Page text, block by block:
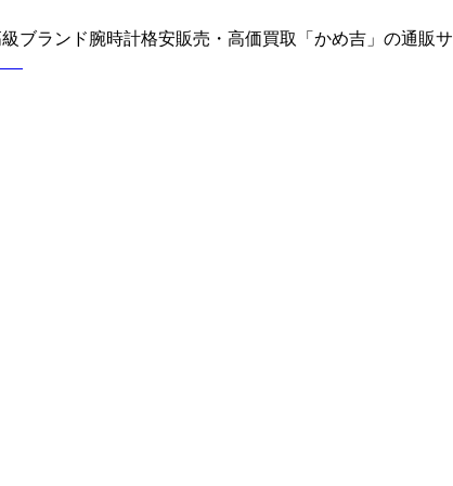
ブランド腕時計格安販売・高価買取「かめ吉」の通販